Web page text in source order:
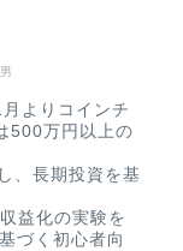
よりコインチ
500万円以上の
、長期投資を基
益化の実験を
づく初心者向